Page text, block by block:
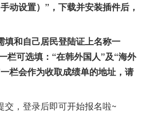
动设置）”，下载并安装插件后，
填和自己居民登陆证上名称一
栏可选填：“在韩外国人”及“海外
栏会作为收取成绩单的地址，请
交，登录后即可开始报名啦~